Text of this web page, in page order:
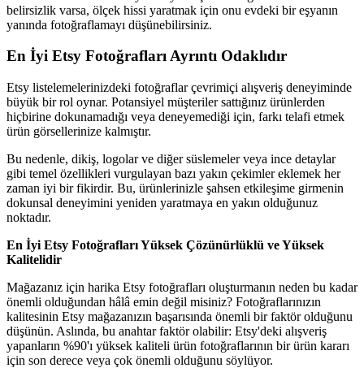
belirsizlik varsa, ölçek hissi yaratmak için onu evdeki bir eşyanın
yanında fotoğraflamayı düşünebilirsiniz.
En İyi Etsy Fotoğrafları Ayrıntı Odaklıdır
Etsy listelemelerinizdeki fotoğraflar çevrimiçi alışveriş deneyiminde
büyük bir rol oynar. Potansiyel müşteriler sattığınız ürünlerden
hiçbirine dokunamadığı veya deneyemediği için, farkı telafi etmek
ürün görsellerinize kalmıştır.
Bu nedenle, dikiş, logolar ve diğer süslemeler veya ince detaylar
gibi temel özellikleri vurgulayan bazı yakın çekimler eklemek her
zaman iyi bir fikirdir. Bu, ürünlerinizle şahsen etkileşime girmenin
dokunsal deneyimini yeniden yaratmaya en yakın olduğunuz
noktadır.
En İyi Etsy Fotoğrafları Yüksek Çözünürlüklü ve Yüksek
Kalitelidir
Mağazanız için harika Etsy fotoğrafları oluşturmanın neden bu kadar
önemli olduğundan hâlâ emin değil misiniz? Fotoğraflarınızın
kalitesinin Etsy mağazanızın başarısında önemli bir faktör olduğunu
düşünün. Aslında, bu anahtar faktör olabilir: Etsy'deki alışveriş
yapanların %90'ı yüksek kaliteli ürün fotoğraflarının bir ürün kararı
için son derece veya çok önemli olduğunu söylüyor.